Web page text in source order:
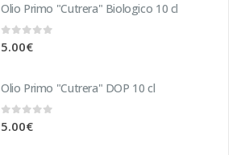
Olio Primo "Cutrera" Biologico 10 cl
0 Su 5
5.00€
Olio Primo "Cutrera" DOP 10 cl
0 Su 5
5.00€